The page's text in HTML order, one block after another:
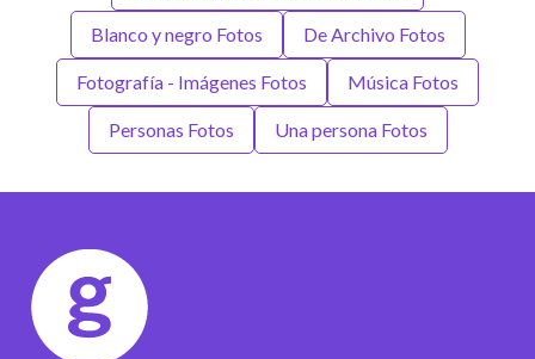
Blanco y negro Fotos De Archivo Fotos
Fotografía - Imágenes Fotos Música Fotos
Personas Fotos Una persona Fotos